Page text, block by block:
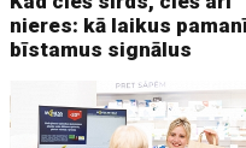
nieres: kā laikus
bīstamus signālus